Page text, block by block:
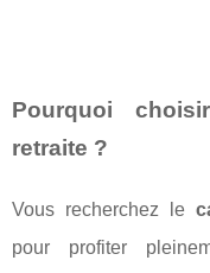
Pourquoi
retraite ?
Vous recherchez le
pour profiter